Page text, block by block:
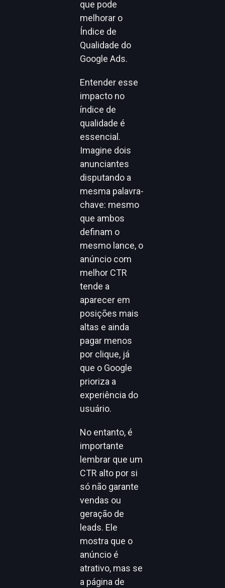
que pode
melhorar o
Índice de
Qualidade do
Google Ads.
Entender esse
impacto no
índice de
qualidade é
essencial.
Imagine dois
anunciantes
disputando a
mesma palavra-
chave: mesmo
que ambos
definam o
mesmo lance, o
anúncio com
melhor CTR
tende a
aparecer em
posições mais
altas e ainda
pagar menos
por clique, já
que o Google
prioriza a
experiência do
usuário.
No entanto, é
importante
lembrar que um
CTR alto por si
só não garante
vendas ou
geração de
leads. Ele
mostra que o
anúncio é
atrativo, mas se
a página de